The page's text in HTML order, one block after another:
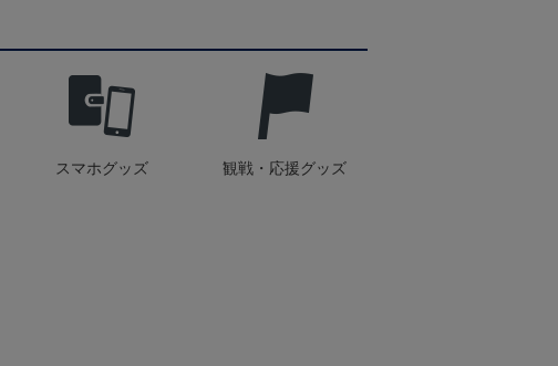
スマホグッズ 観戦・応援グッズ